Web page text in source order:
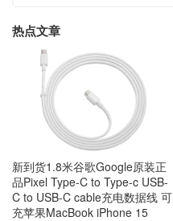
热点文章
新到货1.8米谷歌Google原装正
品Pixel Type-C to Type-c USB-
C to USB-C cable充电数据线 可
充苹果MacBook iPhone 15